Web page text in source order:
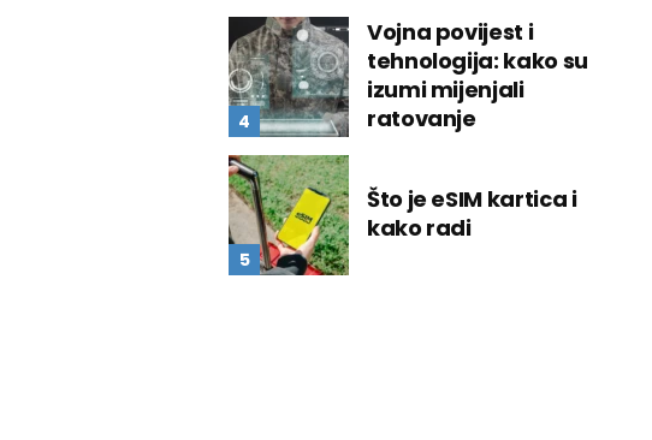
Vojna povijest i
tehnologija: kako su
izumi mijenjali
ratovanje
Što je eSIM kartica i
kako radi